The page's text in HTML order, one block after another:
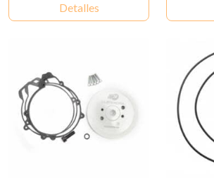
Detalles